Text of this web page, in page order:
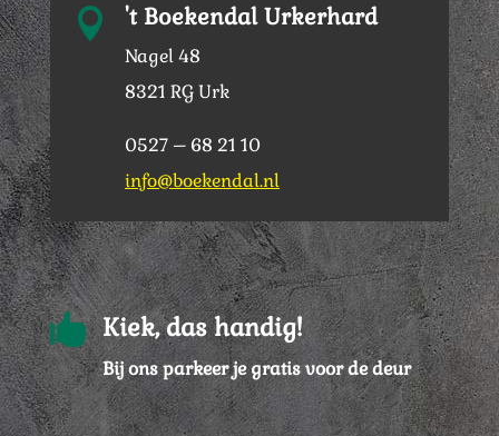
 't Boekendal Urkerhard
Nagel 48
8321 RG Urk
0527 – 68 21 10
info@boekendal.nl
 Kiek, das handig!
Bij ons parkeer je gratis voor de deur